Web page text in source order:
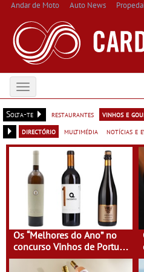
Andar de Moto Auto News
Toggle
navigation
Solta-te
restaurantes vinhos e
directório
multimédia notícias e
Os “Melhores do Ano” no
concurso Vinhos de Portugal
que merecem lugar à mesa
neste verão